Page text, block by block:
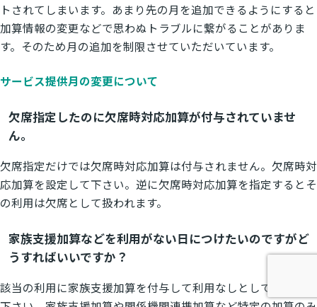
トされてしまいます。あまり先の月を追加できるようにすると
加算情報の変更などで思わぬトラブルに繋がることがありま
す。そのため月の追加を制限させていただいています。
サービス提供月の変更について
欠席指定したのに欠席時対応加算が付与されていませ
ん。
欠席指定だけでは欠席時対応加算は付与されません。欠席時対
応加算を設定して下さい。逆に欠席時対応加算を指定するとそ
の利用は欠席として扱われます。
家族支援加算などを利用がない日につけたいのですがど
うすればいいですか？
該当の利用に家族支援加算を付与して利用なしとして保存して